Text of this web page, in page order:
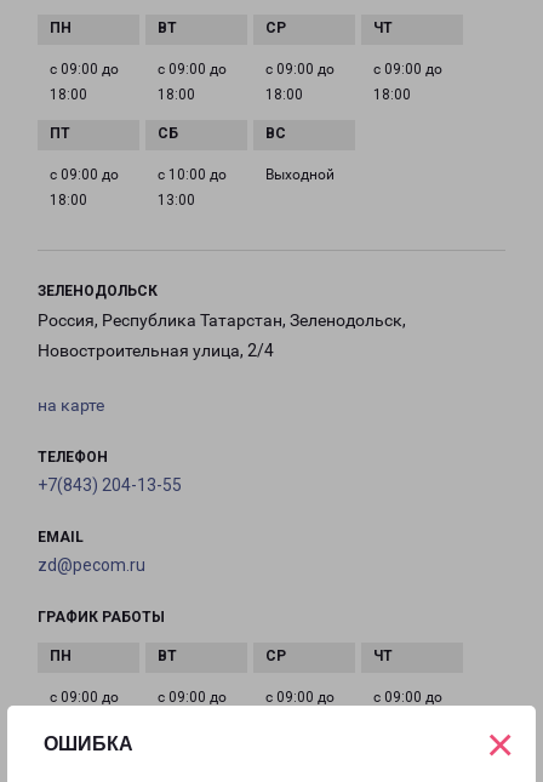
ОШИБКА ×
с 09:00 до
18:00
с 09:00 до
18:00
с 09:00 до
18:00
с 09:00 до
18:00
с 09:00 до
18:00
с 10:00 до
13:00
Выходной
ЗЕЛЕНОДОЛЬСК
Россия, Республика Татарстан, Зеленодольск,
Новостроительная улица, 2/4
на карте
ТЕЛЕФОН
+7(843) 204-13-55
EMAIL
zd@pecom.ru
ГРАФИК РАБОТЫ
с 09:00 до
с 09:00 до
с 09:00 до
с 09:00 до